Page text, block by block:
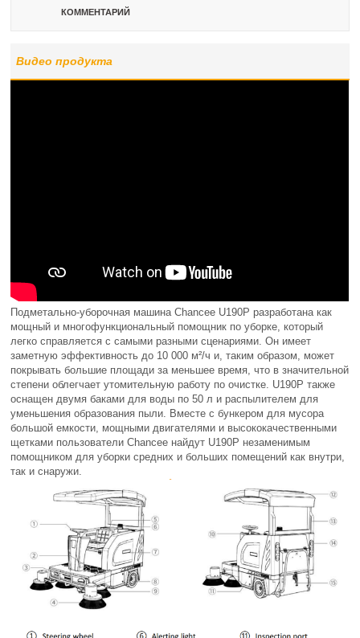
КОММЕНТАРИЙ
Видео продукта
Подметально-уборочная машина Chancee U190P разработана как
мощный и многофункциональный помощник по уборке, который
легко справляется с самыми разными сценариями. Он имеет
заметную эффективность до 10 000 м²/ч и, таким образом, может
покрывать большие площади за меньшее время, что в значительной
степени облегчает утомительную работу по очистке. U190P также
оснащен двумя баками для воды по 50 л и распылителем для
уменьшения образования пыли. Вместе с бункером для мусора
большой емкости, мощными двигателями и высококачественными
щетками пользователи Chancee найдут U190P незаменимым
помощником для уборки средних и больших помещений как внутри,
так и снаружи.